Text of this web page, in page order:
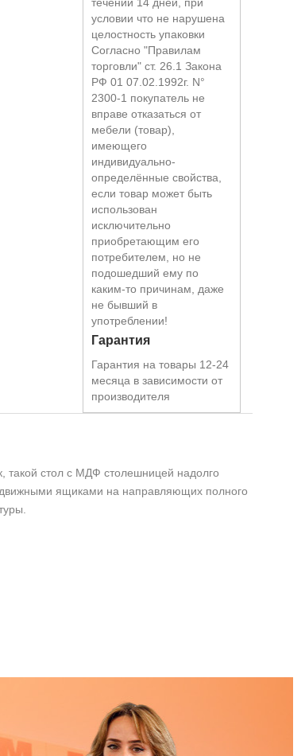
условии что не нарушена
целостность упаковки
Согласно "Правилам
торговли" ст. 26.1 Закона
РФ 01 07.02.1992г. N°
2300-1 покупатель не
вправе отказаться от
мебели (товар),
имеющего
индивидуально-
определённые свойства,
если товар может быть
использован
исключительно
приобретающим его
потребителем, но не
подошедший eмy по
каким-то причинам, даже
не бывший в
употреблении!
Гарантия
Гарантия на товары 12-24
месяца в зависимости от
производителя
такой стол с МДФ столешницей надолго
ящиками на направляющих полного